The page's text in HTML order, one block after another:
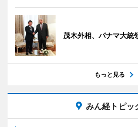
茂木外相、パナマ大統
もっと見る
みん経トピッ